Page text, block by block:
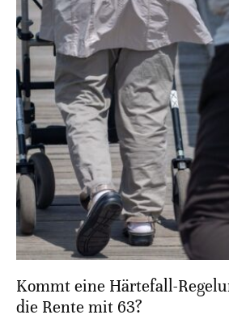
Kommt eine Härtefall-
die Rente mit 63?